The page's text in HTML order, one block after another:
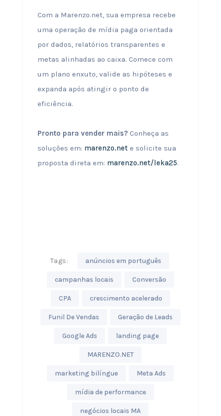
Com a Marenzo.net, sua empresa recebe
uma operação de mídia paga orientada
por dados, relatórios transparentes e
metas alinhadas ao caixa. Comece com
um plano enxuto, valide as hipóteses e
expanda após atingir o ponto de
eficiência.
Pronto para vender mais?Conheça as
soluções em: marenzo.nete solicite sua
proposta direta em: marenzo.net/leka25.
Tags: anúncios em português
campanhas locais Conversão
CPA crescimento acelerado
Funil De Vendas Geração de Leads
Google Ads landing page
MARENZO.NET
marketing bilíngue Meta Ads
mídia de performance
negócios locais MA